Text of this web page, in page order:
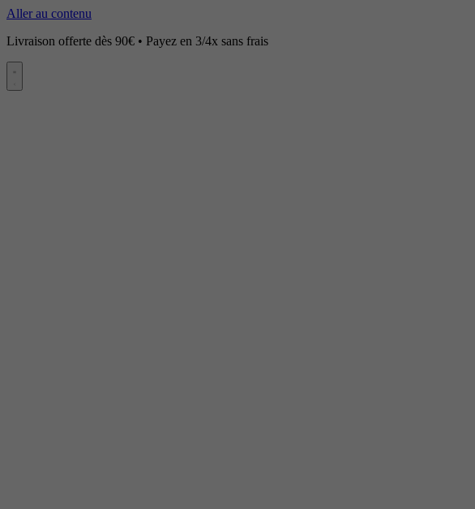
Aller au contenu
Livraison offerte dès 90€ • Payez en 3/4x sans frais